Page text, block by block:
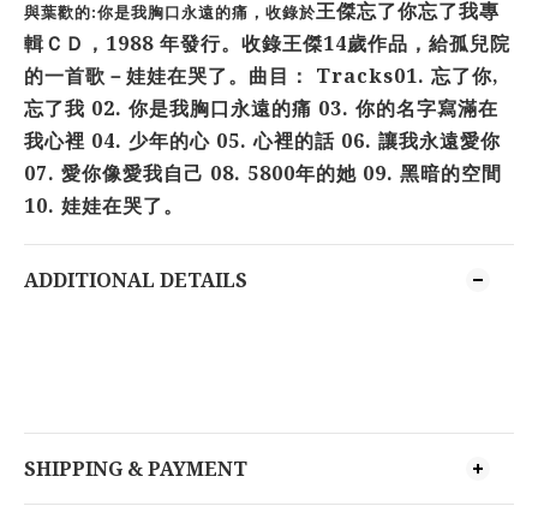
與葉歡的:你是我胸口永遠的痛，收錄於王傑忘了你忘了我專
輯ＣＤ，1988 年發行。收錄王傑14歲作品，給孤兒院
的一首歌－娃娃在哭了。曲目： Tracks01. 忘了你,
忘了我 02. 你是我胸口永遠的痛 03. 你的名字寫滿在
我心裡 04. 少年的心 05. 心裡的話 06. 讓我永遠愛你
07. 愛你像愛我自己 08. 5800年的她 09. 黑暗的空間
10. 娃娃在哭了。
ADDITIONAL DETAILS
SHIPPING & PAYMENT